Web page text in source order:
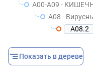
A00-A09 -
A08 -
A08.2
Показать в дереве